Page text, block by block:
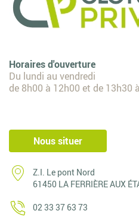
Horaires d'ouverture
Du lundi au vendredi
de 8h00 à 12h00 et de 13h30
Nous situer
Z.I. Le pont Nord
61450 LA FERRIÈRE AUX
02 33 37 63 73